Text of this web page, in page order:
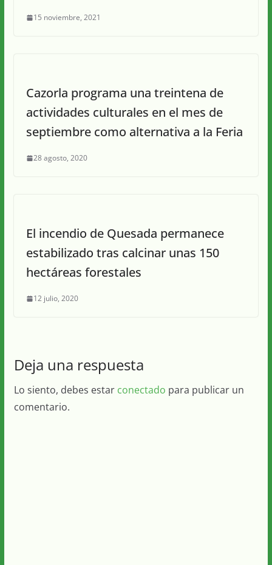
15 noviembre, 2021
Cazorla programa una treintena de
actividades culturales en el mes de
septiembre como alternativa a la Feria
28 agosto, 2020
El incendio de Quesada permanece
estabilizado tras calcinar unas 150
hectáreas forestales
12 julio, 2020
Deja una respuesta
Lo siento, debes estar conectado para publicar un
comentario.